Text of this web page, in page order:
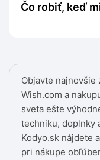
Objavte najnovšie
Wish.com a
sveta ešte
techniku, doplnky
Kodyo.sk nájdete
pri nákupe
Čo robiť, keď